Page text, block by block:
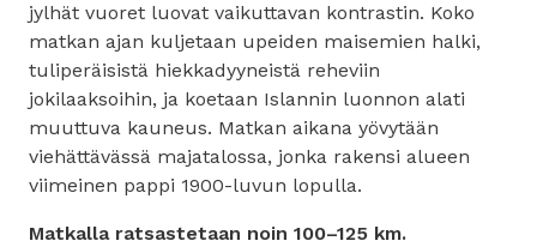
jylhät vuoret luovat vaikuttavan kontrastin. Koko
matkan ajan kuljetaan upeiden maisemien halki,
tuliperäisistä hiekkadyyneistä reheviin
jokilaaksoihin, ja koetaan Islannin luonnon alati
muuttuva kauneus. Matkan aikana yövytään
viehättävässä majatalossa, jonka rakensi alueen
viimeinen pappi 1900-luvun lopulla.
Matkalla ratsastetaan noin 100–125 km.